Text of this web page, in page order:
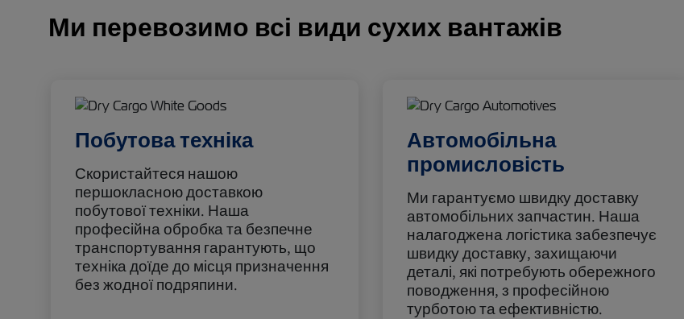
Ми перевозимо всі види сухих вантажів
Побутова техніка
Скористайтеся нашою
першокласною доставкою
побутової техніки. Наша
професійна обробка та безпечне
транспортування гарантують, що
техніка доїде до місця призначення
без жодної подряпини.
Автомобільна
промисловість
Ми гарантуємо швидку доставку
автомобільних запчастин. Наша
налагоджена логістика забезпечує
швидку доставку, захищаючи
деталі, які потребують обережного
поводження, з професійною
турботою та ефективністю.